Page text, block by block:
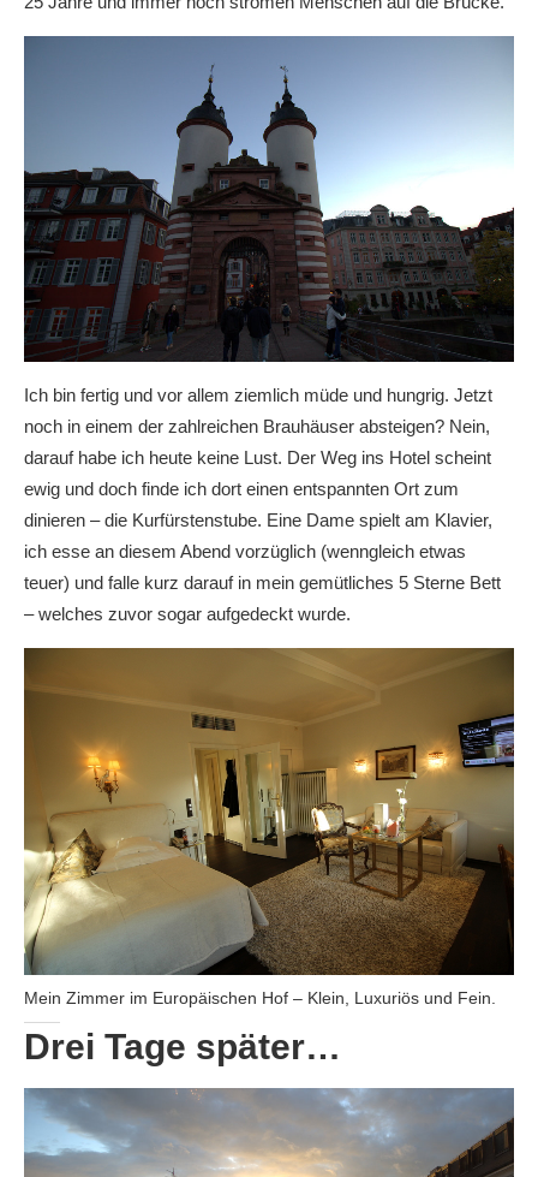
Ich bin fertig und vor allem ziemlich müde und hungrig. Jetzt
noch in einem der zahlreichen Brauhäuser absteigen? Nein,
darauf habe ich heute keine Lust. Der Weg ins Hotel scheint
ewig und doch finde ich dort einen entspannten Ort zum
dinieren – die Kurfürstenstube. Eine Dame spielt am Klavier,
ich esse an diesem Abend vorzüglich (wenngleich etwas
teuer) und falle kurz darauf in mein gemütliches 5 Sterne Bett
– welches zuvor sogar aufgedeckt wurde.
Mein Zimmer im Europäischen Hof – Klein, Luxuriös und Fein.
Drei Tage später…